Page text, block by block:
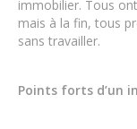
immobilier. Tous
mais à la fin, tous
sans travailler.
Points forts d’un